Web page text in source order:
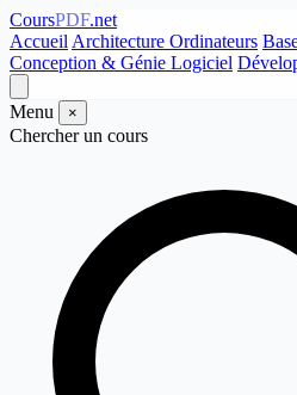
CoursPDF.net
Accueil Architecture Ordinateurs
Conception & Génie Logiciel
Menu ×
Chercher un cours